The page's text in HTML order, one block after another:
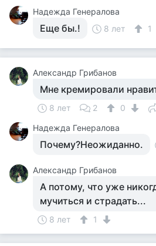
Надежда Генералова
Еще бы.! 8 лет 1
Александр Грибанов
Мне кремировали
8 лет 2
0
Надежда Генералова
Почему?Неожиданно.
Александр Грибанов
А потому, что уже
мучиться и страдать...
8 лет 1